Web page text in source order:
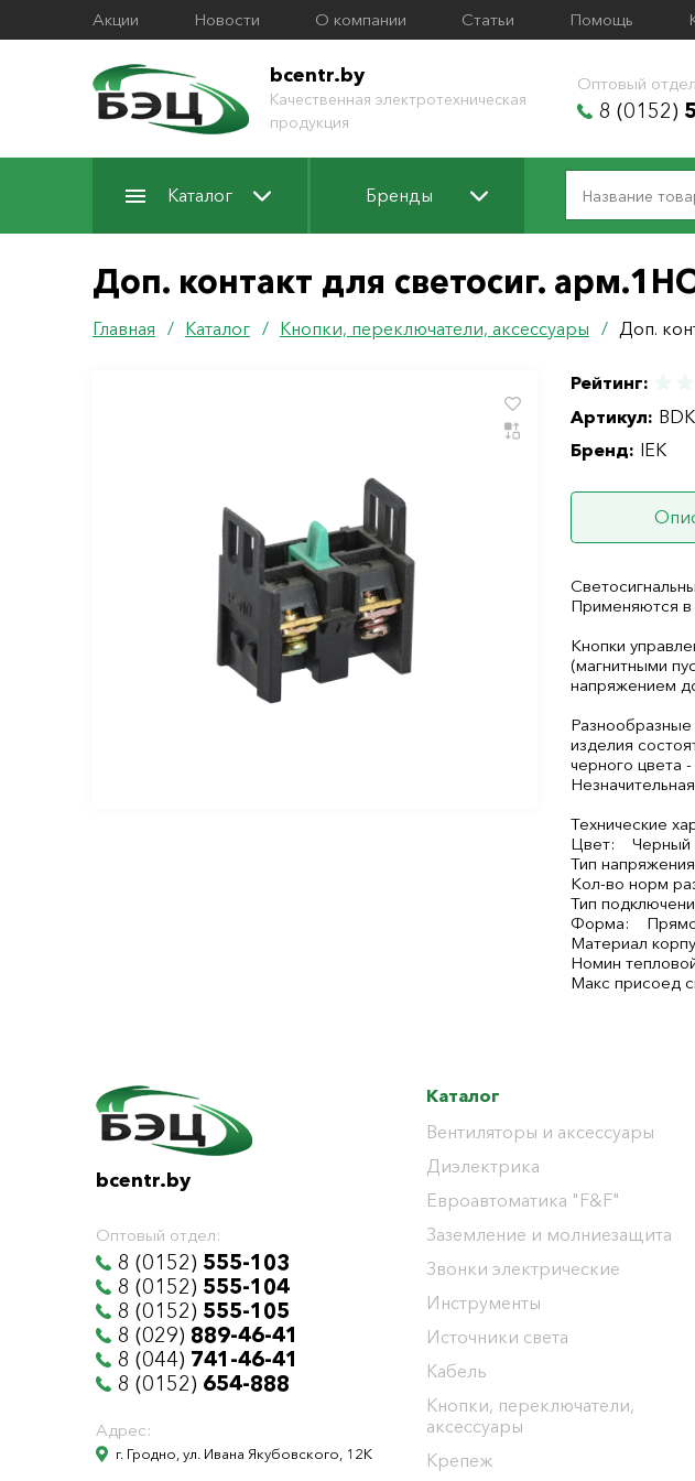
Акции Новости О компании Статьи Помощь
bcentr.by
Качественная электротехническая
продукция
Оптовый
8 (0152)
Каталог Бренды
Доп. контакт для светосиг.
Главная / Каталог / Кнопки, переключатели, аксессуары / Доп.
Рейтинг:
Артикул:
Бренд: IEK
Применяются в
Кнопки
(магнитными
напряжением
изделия
черного цвета
Технические
Цвет: Черный
Тип
Кол-во норм
Тип
Форма:
Материал
Номин
Макс присоед
bcentr.by
Оптовый отдел:
8 (0152) 555-103
8 (0152) 555-104
8 (0152) 555-105
8 (029) 889-46-41
8 (044) 741-46-41
8 (0152) 654-888
Адрес:
г. Гродно, ул. Ивана Якубовского, 12К
Каталог
Вентиляторы и аксессуары
Диэлектрика
Евроавтоматика "F&F"
Заземление и молниезащита
Звонки электрические
Инструменты
Источники света
Кабель
Кнопки, переключатели,
аксессуары
Крепеж